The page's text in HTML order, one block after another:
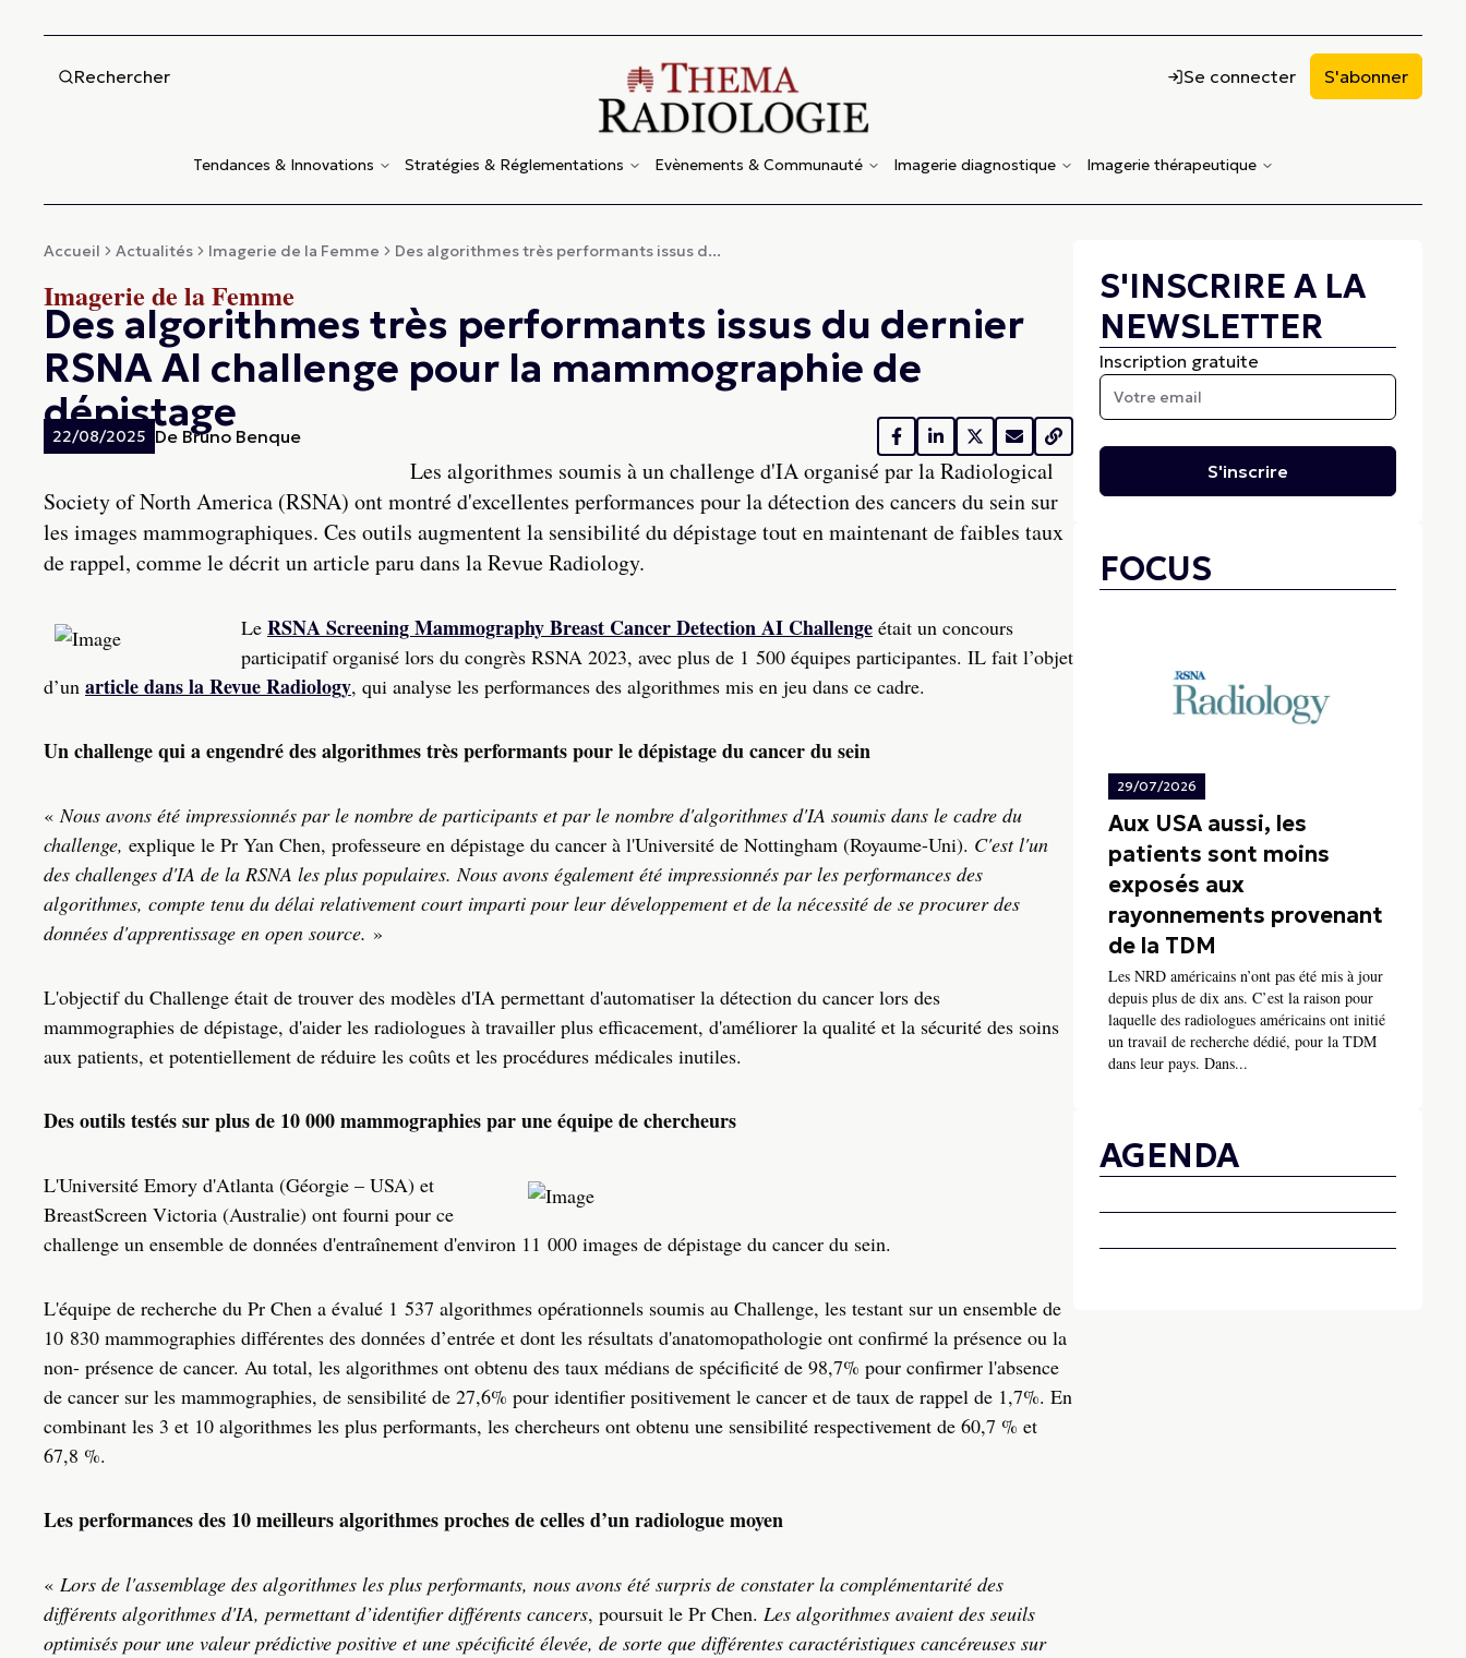
Rechercher Se connecter S'abonner
Tendances & Innovations Stratégies & Réglementations Evènements & Communauté Imagerie diagnostique Imagerie thérapeutique
Accueil Actualités Imagerie de la Femme Des algorithmes très performants issus d...
Imagerie de la Femme
Des algorithmes très performants issus du dernier
RSNA AI challenge pour la mammographie de
dépistage
22/08/2025 De Bruno Benque
Les algorithmes soumis à un challenge d'IA organisé par la Radiological
Society of North America (RSNA) ont montré d'excellentes performances pour la détection des cancers du sein sur
les images mammographiques. Ces outils augmentent la sensibilité du dépistage tout en maintenant de faibles taux
de rappel, comme le décrit un article paru dans la Revue Radiology.
Le RSNA Screening Mammography Breast Cancer Detection AI Challenge était un concours
participatif organisé lors du congrès RSNA 2023, avec plus de 1 500 équipes participantes. IL fait l’objet
d’un article dans la Revue Radiology, qui analyse les performances des algorithmes mis en jeu dans ce cadre.
Un challenge qui a engendré des algorithmes très performants pour le dépistage du cancer du sein
«Nous avons été impressionnés par le nombre de participants et par le nombre d'algorithmes d'IA soumis dans le cadre du
challenge, explique le Pr Yan Chen, professeure en dépistage du cancer à l'Université de Nottingham (Royaume-Uni). C'est l'un
des challenges d'IA de la RSNA les plus populaires. Nous avons également été impressionnés par les performances des
algorithmes, compte tenu du délai relativement court imparti pour leur développement et de la nécessité de se procurer des
données d'apprentissage en open source. »
L'objectif du Challenge était de trouver des modèles d'IA permettant d'automatiser la détection du cancer lors des
mammographies de dépistage, d'aider les radiologues à travailler plus efficacement, d'améliorer la qualité et la sécurité des soins
aux patients, et potentiellement de réduire les coûts et les procédures médicales inutiles.
Des outils testés sur plus de 10 000 mammographies par une équipe de chercheurs
L'Université Emory d'Atlanta (Géorgie – USA) et
BreastScreen Victoria (Australie) ont fourni pour ce
challenge un ensemble de données d'entraînement d'environ 11 000 images de dépistage du cancer du sein.
L'équipe de recherche du Pr Chen a évalué 1 537 algorithmes opérationnels soumis au Challenge, les testant sur un ensemble de
10 830 mammographies différentes des données d’entrée et dont les résultats d'anatomopathologie ont confirmé la présence ou la
non- présence de cancer. Au total, les algorithmes ont obtenu des taux médians de spécificité de 98,7% pour confirmer l'absence
de cancer sur les mammographies, de sensibilité de 27,6% pour identifier positivement le cancer et de taux de rappel de 1,7%. En
combinant les 3 et 10 algorithmes les plus performants, les chercheurs ont obtenu une sensibilité respectivement de 60,7 % et
67,8 %.
Les performances des 10 meilleurs algorithmes proches de celles d’un radiologue moyen
« Lors de l'assemblage des algorithmes les plus performants, nous avons été surpris de constater la complémentarité des
différents algorithmes d'IA, permettant d’identifier différents cancers, poursuit le Pr Chen. Les algorithmes avaient des seuils
optimisés pour une valeur prédictive positive et une spécificité élevée, de sorte que différentes caractéristiques cancéreuses sur
S'INSCRIRE A LA
NEWSLETTER
Inscription gratuite
S'inscrire
FOCUS
29/07/2026
Aux USA aussi, les
patients sont moins
exposés aux
rayonnements provenant
de la TDM
Les NRD américains n’ont pas été mis à jour
depuis plus de dix ans. C’est la raison pour
laquelle des radiologues américains ont initié
un travail de recherche dédié, pour la TDM
dans leur pays. Dans...
AGENDA